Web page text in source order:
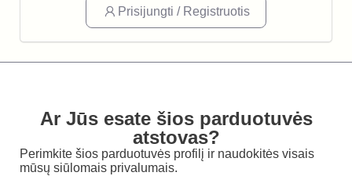
Prisijungti / Registruotis
Ar Jūs esate šios parduotuvės
atstovas?
Perimkite šios parduotuvės profilį ir naudokitės visais
mūsų siūlomais privalumais.